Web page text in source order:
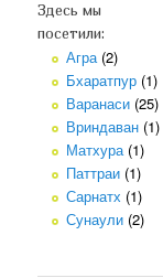
Здесь мы
посетили:
Агра(2)
Бхаратпур (1)
Варанаси (25)
Вриндаван (1)
Матхура(1)
Паттраи (1)
Сарнатх (1)
Сунаули (2)